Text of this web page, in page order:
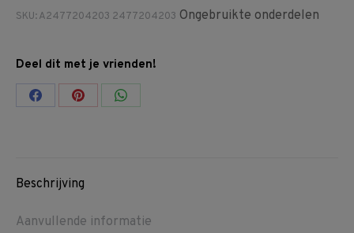
SKU:A2477204203 2477204203 Ongebruikte onderdelen
Deel dit met je vrienden!
Share Share Share
Beschrijving
Aanvullende informatie